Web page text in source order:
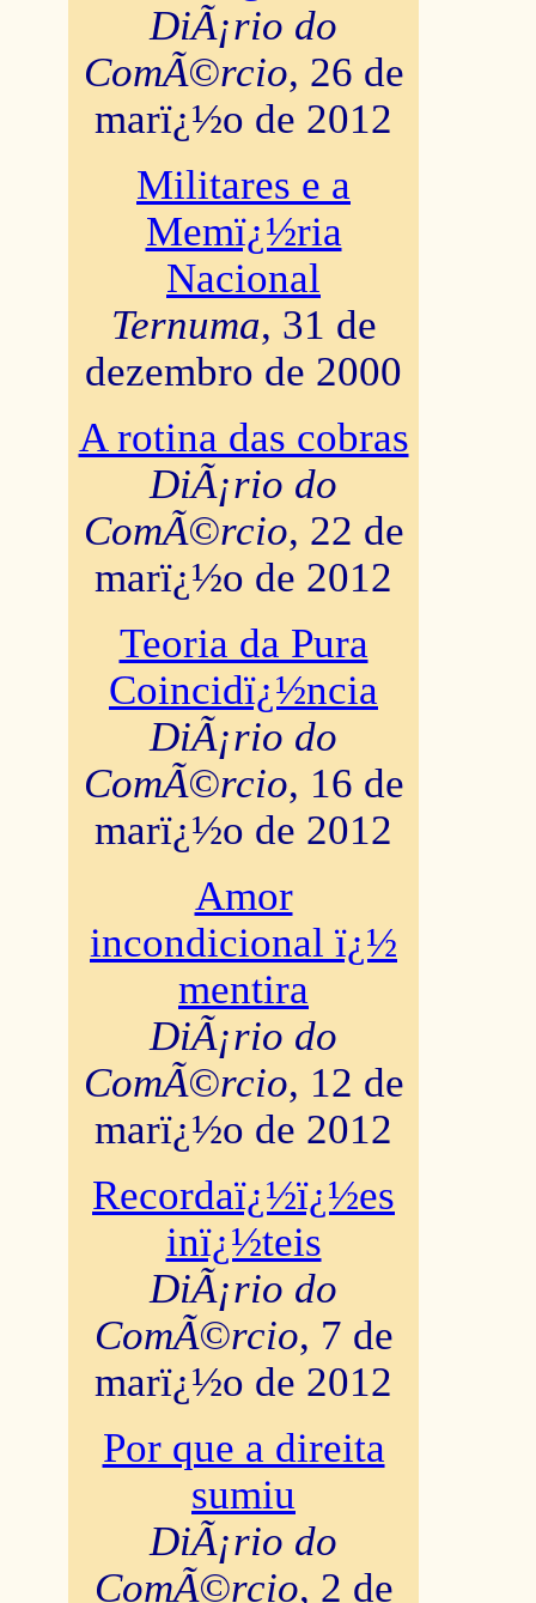
DiÃ¡rio do
ComÃ©rcio, 26 de
marï¿½o de 2012
Militares e a
Memï¿½ria
Nacional
Ternuma, 31 de
dezembro de 2000
A rotina das cobras
DiÃ¡rio do
ComÃ©rcio, 22 de
marï¿½o de 2012
Teoria da Pura
Coincidï¿½ncia
DiÃ¡rio do
ComÃ©rcio, 16 de
marï¿½o de 2012
Amor
incondicional ï¿½
mentira
DiÃ¡rio do
ComÃ©rcio, 12 de
marï¿½o de 2012
Recordaï¿½ï¿½es
inï¿½teis
DiÃ¡rio do
ComÃ©rcio, 7 de
marï¿½o de 2012
Por que a direita
sumiu
DiÃ¡rio do
ComÃ©rcio, 2 de